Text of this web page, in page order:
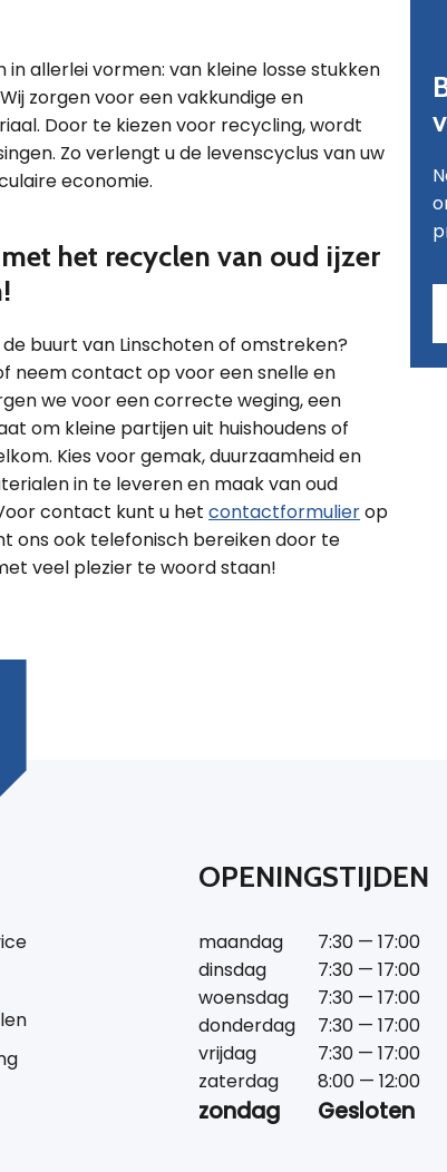
in allerlei vormen: van kleine losse stukken
zorgen voor een vakkundige en
Door te kiezen voor recycling, wordt
Zo verlengt u de levenscyclus van uw
economie.
het recyclen van oud ijzer
buurt van Linschoten of omstreken?
neem contact op voor een snelle en
we voor een correcte weging, een
om kleine partijen uit huishoudens of
Kies voor gemak, duurzaamheid en
in te leveren en maak van oud
contact kunt u het contactformulierop
ons ook telefonisch bereiken door te
veel plezier te woord staan!
OPENINGSTIJDEN
maandag
7:30 — 17:00
dinsdag
7:30 — 17:00
woensdag
7:30 — 17:00
donderdag
7:30 — 17:00
vrijdag
7:30 — 17:00
zaterdag
8:00 — 12:00
zondag Gesloten